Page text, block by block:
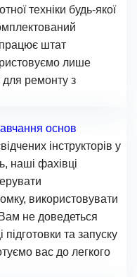
техніки будь-якої
штат
лише
для ремонту з
основ
інструкторів у
наші фахівці
використовувати
не доведеться
та запуску
вас до легкого